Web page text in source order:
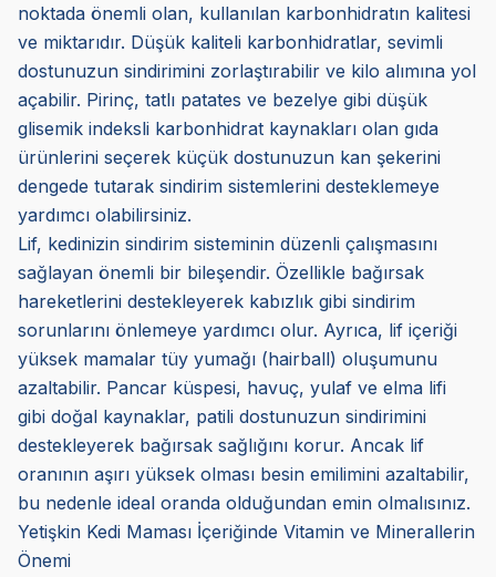
noktada önemli olan, kullanılan karbonhidratın kalitesi
ve miktarıdır. Düşük kaliteli karbonhidratlar, sevimli
dostunuzun sindirimini zorlaştırabilir ve kilo alımına yol
açabilir. Pirinç, tatlı patates ve bezelye gibi düşük
glisemik indeksli karbonhidrat kaynakları olan gıda
ürünlerini seçerek küçük dostunuzun kan şekerini
dengede tutarak sindirim sistemlerini desteklemeye
yardımcı olabilirsiniz.
Lif, kedinizin sindirim sisteminin düzenli çalışmasını
sağlayan önemli bir bileşendir. Özellikle bağırsak
hareketlerini destekleyerek kabızlık gibi sindirim
sorunlarını önlemeye yardımcı olur. Ayrıca, lif içeriği
yüksek mamalar tüy yumağı (hairball) oluşumunu
azaltabilir. Pancar küspesi, havuç, yulaf ve elma lifi
gibi doğal kaynaklar, patili dostunuzun sindirimini
destekleyerek bağırsak sağlığını korur. Ancak lif
oranının aşırı yüksek olması besin emilimini azaltabilir,
bu nedenle ideal oranda olduğundan emin olmalısınız.
Yetişkin Kedi Maması İçeriğinde Vitamin ve Minerallerin
Önemi